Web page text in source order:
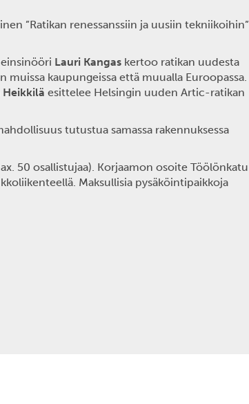
”Ratikan renessanssiin ja uusiin tekniikoihin”
Lauri Kangas kertoo ratikan uudesta
muissa kaupungeissa että muualla Euroopassa.
esittelee Helsingin uuden Artic-ratikan
tutustua samassa rakennuksessa
50 osallistujaa). Korjaamon osoite Töölönkatu
Maksullisia pysäköintipaikkoja